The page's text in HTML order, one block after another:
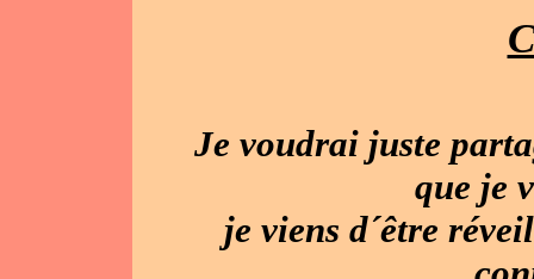
Je voudrai juste
que je
je viens d´être